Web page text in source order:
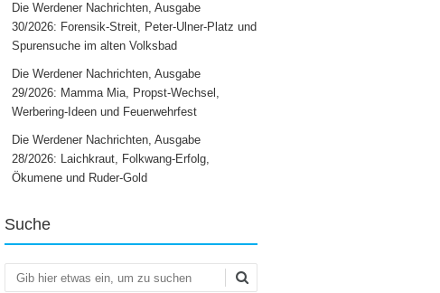
Die Werdener Nachrichten, Ausgabe
30/2026: Forensik-Streit, Peter-Ulner-Platz und
Spurensuche im alten Volksbad
Die Werdener Nachrichten, Ausgabe
29/2026: Mamma Mia, Propst-Wechsel,
Werbering-Ideen und Feuerwehrfest
Die Werdener Nachrichten, Ausgabe
28/2026: Laichkraut, Folkwang-Erfolg,
Ökumene und Ruder-Gold
Suche
Suchen